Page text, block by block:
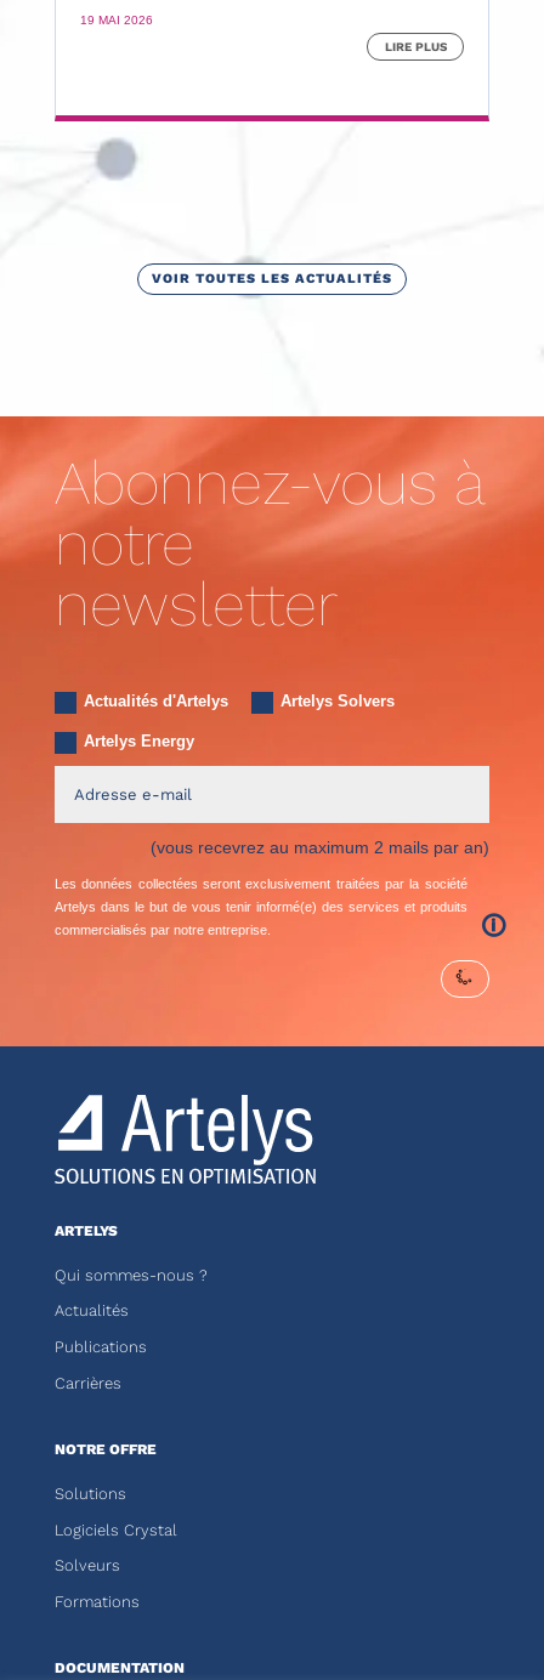
19 MAI 2026
LIRE PLUS
VOIR TOUTES LES ACTUALITÉS
Abonnez-vous à
notre
newsletter
Actualités d'Artelys Artelys Solvers
Artelys Energy
(vous recevrez au maximum 2 mails par an)
Les données collectées seront exclusivement traitées par la société
Artelys dans le but de vous tenir informé(e) des services et produits
commercialisés par notre entreprise.
🛈
ARTELYS
Qui sommes-nous ?
Actualités
Publications
Carrières
NOTRE OFFRE
Solutions
Logiciels Crystal
Solveurs
Formations
DOCUMENTATION